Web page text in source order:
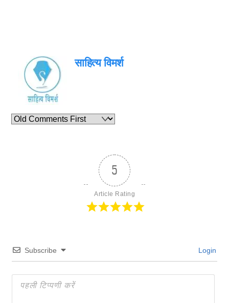
साहित्य विमर्श
5
Article Rating
Subscribe Login